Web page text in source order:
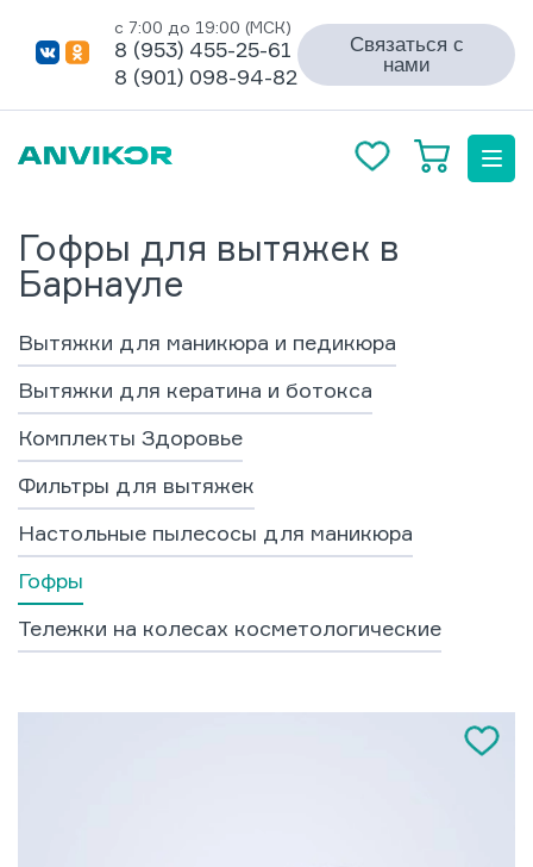
с 7:00 до 19:00 (МСК)
8 (953) 455-25-61
8 (901) 098-94-82
Связаться с
нами
Гофры для вытяжек в
Барнауле
Вытяжки для маникюра и педикюра
Вытяжки для кератина и ботокса
Комплекты Здоровье
Фильтры для вытяжек
Настольные пылесосы для маникюра
Гофры
Тележки на колесах косметологические